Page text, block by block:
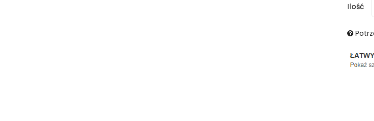
Ilość